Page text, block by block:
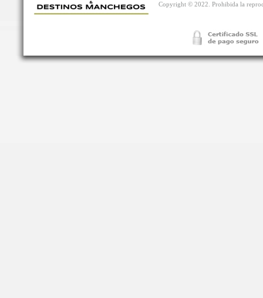
Copyright © 2022. Prohibida la